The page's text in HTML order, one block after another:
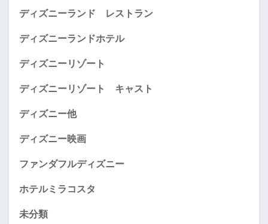
ディズニーランド レストラン
ディズニーランドホテル
ディズニーリゾート
ディズニーリゾート キャスト
ディズニー他
ディズニー映画
ファンダフルディズニー
ホテルミラコスタ
未分類